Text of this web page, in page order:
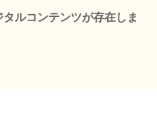
ルコンテンツが存在しま